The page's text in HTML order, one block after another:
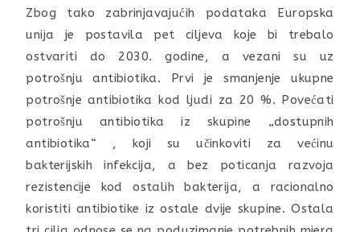
Zbog tako zabrinjavajućih podataka Europska
unija je postavila pet ciljeva koje bi trebalo
ostvariti do 2030. godine, a vezani su uz
potrošnju antibiotika. Prvi je smanjenje ukupne
potrošnje antibiotika kod ljudi za 20 %. Povećati
potrošnju antibiotika iz skupine „dostupnih
antibiotika“ , koji su učinkoviti za većinu
bakterijskih infekcija, a bez poticanja razvoja
rezistencije kod ostalih bakterija, a racionalno
koristiti antibiotike iz ostale dvije skupine. Ostala